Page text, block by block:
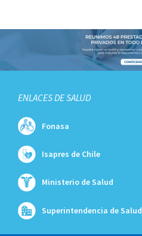
ENLACES DE SALUD
Fonasa
Isapres de Chile
Ministerio de Salud
Superintendencia de Salud